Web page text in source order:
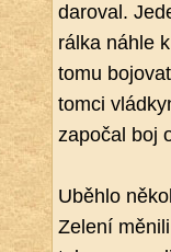
da­ro­val.
rál­ka náhle
tomu
tom­ci
za­po­čal boj
Uběh­lo
Ze­le­ní